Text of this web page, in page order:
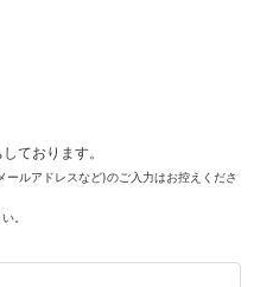
ております。
ルアドレスなど)のご入力はお控えくださ
。